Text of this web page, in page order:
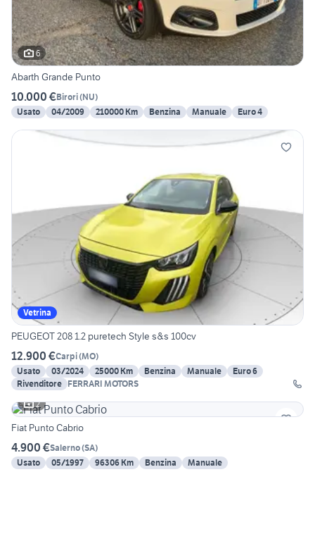
6
Abarth Grande Punto
10.000 €Birori(NU)
Usato
04/2009 210000 Km Benzina Manuale Euro 4
Vetrina
PEUGEOT 208 1.2 puretech Style s&s 100cv
12.900 €Carpi(MO)
Usato
03/2024 25000 Km Benzina Manuale
Euro 6
Rivenditore FERRARI MOTORS
2
Fiat Punto Cabrio
4.900 €Salerno(SA)
Usato
05/1997 96306 Km Benzina Manuale